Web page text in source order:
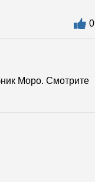
0
Моро. Смотрите